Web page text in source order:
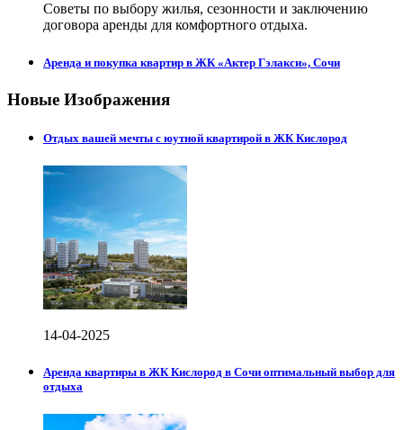
Советы по выбору жилья, сезонности и заключению
договора аренды для комфортного отдыха.
Аренда и покупка квартир в ЖК «Актер Гэлакси», Сочи
Новые Изображения
Отдых вашей мечты с юутной квартирой в ЖК Кислород
14-04-2025
Аренда квартиры в ЖК Кислород в Сочи оптимальный выбор для
отдыха